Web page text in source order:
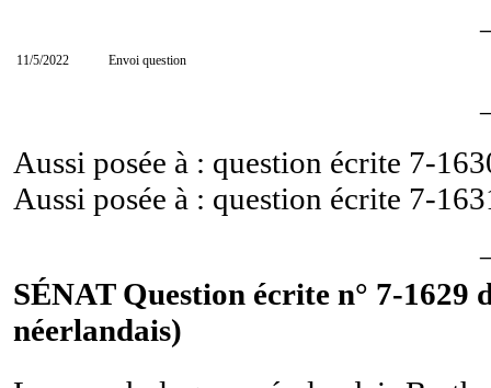
11/5/2022 Envoi question
Aussi posée à : question écrite 7-
Aussi posée à : question écrite 7-
SÉNAT Question écrite n° 7-1629
néerlandais)